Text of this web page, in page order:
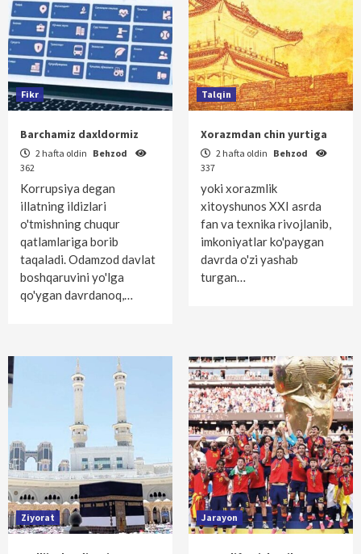
Fikr
Barchamiz daxldormiz
2 hafta oldin Behzod
362
Korrupsiya degan
illatning ildizlari
o'tmishning chuqur
qatlamlariga borib
taqaladi. Odamzod davlat
boshqaruvini yo'lga
qo'ygan davrdanoq,…
Talqin
Xorazmdan chin yurtiga
2 hafta oldin Behzod
337
yoki xorazmlik
xitoyshunos XXI asrda
fan va texnika rivojlanib,
imkoniyatlar ko'paygan
davrda o'zi yashab
turgan…
Ziyorat Jarayon